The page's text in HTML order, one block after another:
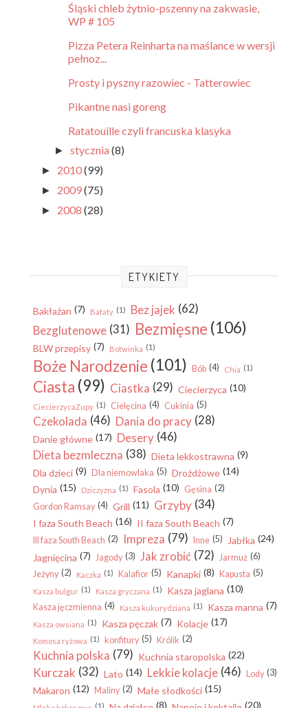
Śląski chleb żytnio-pszenny na zakwasie,
WP # 105
Pizza Petera Reinharta na maślance w wersji
pełnoz...
Prosty i pyszny razowiec - Tatterowiec
Pikantne nasi goreng
Ratatouille czyli francuska klasyka
►stycznia(8)
► 2010(99)
► 2009(75)
► 2008 (28)
ETYKIETY
Bakłażan (7) Bataty (1) Bez jajek (62)
Bezglutenowe (31) Bezmięsne (106)
BLW przepisy (7) Botwinka (1)
Boże Narodzenie (101) Bób (4) Chia (1)
Ciasta (99) Ciastka (29) Ciecierzyca (10)
CiecierzycaZupy (1) Cielęcina (4) Cukinia (5)
Czekolada (46) Dania do pracy (28)
Danie główne (17) Desery (46)
Dieta bezmleczna (38) Dieta lekkostrawna (9)
Dla dzieci (9) Dla niemowlaka (5) Drożdżowe (14)
Dynia (15) Dziczyzna (1) Fasola (10) Gęsina (2)
Gordon Ramsay (4) Grill (11) Grzyby (34)
I faza South Beach (16) II faza South Beach (7)
III faza South Beach (2) Impreza (79) Inne (5) Jabłka (24)
Jagnięcina (7) Jagody (3) Jak zrobić (72) Jarmuż (6)
Jeżyny (2) Kaczka (1) Kalafior (5) Kanapki (8) Kapusta (5)
Kasza bulgur (1) Kasza gryczana (1) Kasza jaglana (10)
Kasza jęczmienna (4) Kasza kukurydziana (1) Kasza manna (7)
Kasza owsiana (1) Kasza pęczak (7) Kolacje (17)
Komosa ryżowa (1) konfitury (5) Królik (2)
Kuchnia polska (79) Kuchnia staropolska (22)
Kurczak (32) Lato (14) Lekkie kolacje (46) Lody (3)
Makaron (12) Maliny (2) Małe słodkości (15)
(1) (8) (20)